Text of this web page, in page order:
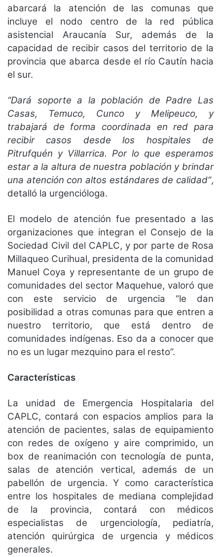
abarcará la atención de las comunas que
incluye el nodo centro de la red pública
asistencial Araucanía Sur, además de la
capacidad de recibir casos del territorio de la
provincia que abarca desde el río Cautín hacia
el sur.
“Dará soporte a la población de Padre Las
Casas, Temuco, Cunco y Melipeuco, y
trabajará de forma coordinada en red para
recibir casos desde los hospitales de
Pitrufquén y Villarrica. Por lo que esperamos
estar a la altura de nuestra población y brindar
una atención con altos estándares de calidad”,
detalló la urgencióloga.
El modelo de atención fue presentado a las
organizaciones que integran el Consejo de la
Sociedad Civil del CAPLC, y por parte de Rosa
Millaqueo Curihual, presidenta de la comunidad
Manuel Coya y representante de un grupo de
comunidades del sector Maquehue, valoró que
con este servicio de urgencia “le dan
posibilidad a otras comunas para que entren a
nuestro territorio, que está dentro de
comunidades indígenas. Eso da a conocer que
no es un lugar mezquino para el resto”.
Características
La unidad de Emergencia Hospitalaria del
CAPLC, contará con espacios amplios para la
atención de pacientes, salas de equipamiento
con redes de oxígeno y aire comprimido, un
box de reanimación con tecnología de punta,
salas de atención vertical, además de un
pabellón de urgencia. Y como característica
entre los hospitales de mediana complejidad
de la provincia, contará con médicos
especialistas de urgenciología, pediatría,
atención quirúrgica de urgencia y médicos
generales.